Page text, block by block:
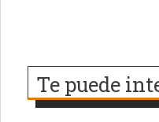
Te puede